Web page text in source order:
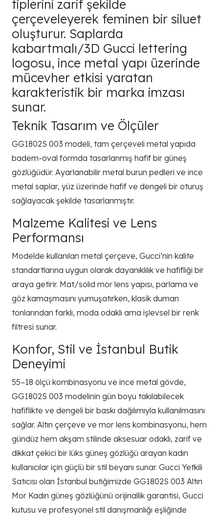
tiplerini zarif şekilde
çerçeveleyerek feminen bir siluet
oluşturur. Saplarda
kabartmalı/3D Gucci lettering
logosu, ince metal yapı üzerinde
mücevher etkisi yaratan
karakteristik bir marka imzası
sunar.
Teknik Tasarım ve Ölçüler
GG1802S 003 modeli, tam çerçeveli metal yapıda
badem-oval formda tasarlanmış hafif bir güneş
gözlüğüdür. Ayarlanabilir metal burun pedleri ve ince
metal saplar, yüz üzerinde hafif ve dengeli bir oturuş
sağlayacak şekilde tasarlanmıştır.
Malzeme Kalitesi ve Lens
Performansı
Modelde kullanılan metal çerçeve, Gucci’nin kalite
standartlarına uygun olarak dayanıklılık ve hafifliği bir
araya getirir. Mat/solid mor lens yapısı, parlama ve
göz kamaşmasını yumuşatırken, klasik duman
tonlarından farklı, moda odaklı ama işlevsel bir renk
filtresi sunar.
Konfor, Stil ve İstanbul Butik
Deneyimi
55–18 ölçü kombinasyonu ve ince metal gövde,
GG1802S 003 modelinin gün boyu takılabilecek
hafiflikte ve dengeli bir baskı dağılımıyla kullanılmasını
sağlar. Altın çerçeve ve mor lens kombinasyonu, hem
gündüz hem akşam stilinde aksesuar odaklı, zarif ve
dikkat çekici bir lüks güneş gözlüğü arayan kadın
kullanıcılar için güçlü bir stil beyanı sunar. Gucci Yetkili
Satıcısı olan İstanbul butiğimizde GG1802S 003 Altın
Mor Kadın güneş gözlüğünü orijinallik garantisi, Gucci
kutusu ve profesyonel stil danışmanlığı eşliğinde